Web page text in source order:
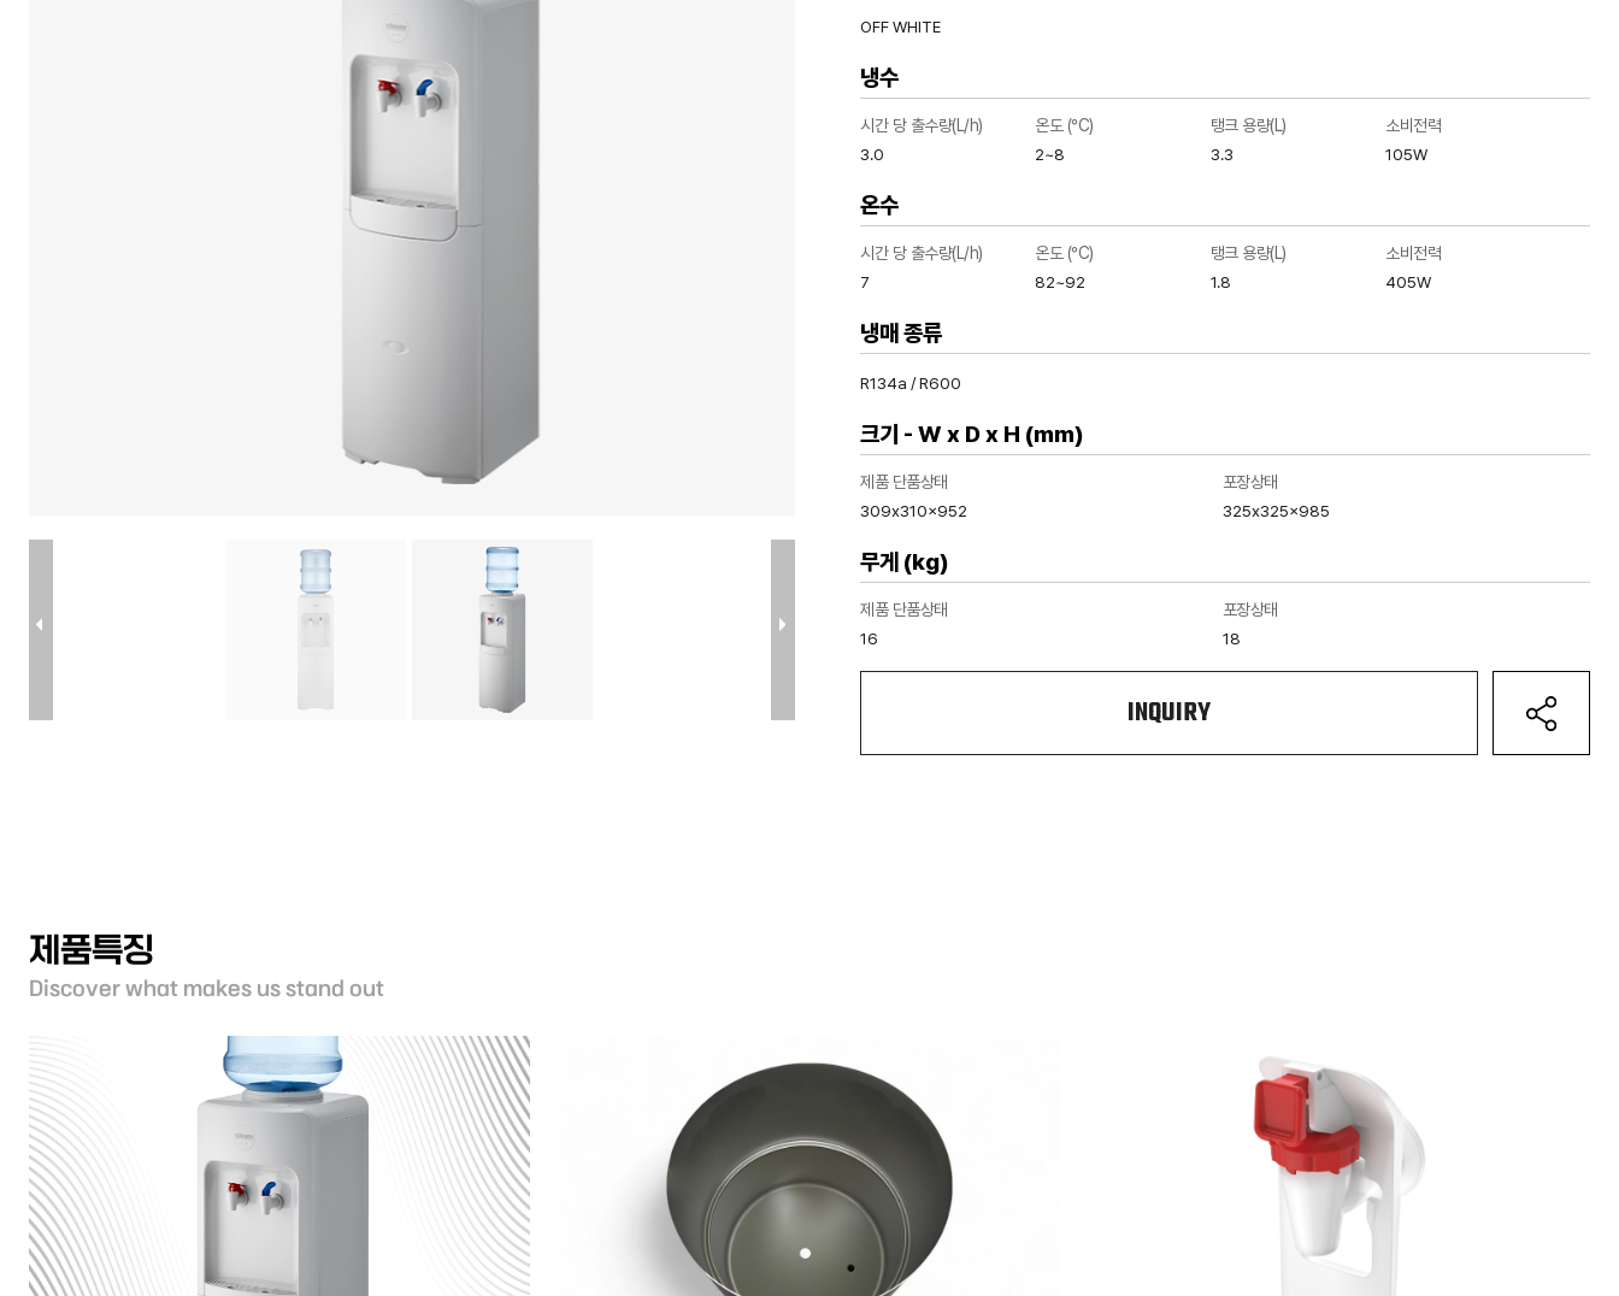
OFF WHITE
냉수
시간 당 출수량(L/h)
3.0
온도 (°C)
2~8
탱크 용량(L)
3.3
소비전력
105W
온수
시간 당 출수량(L/h)
7
온도 (°C)
82~92
탱크 용량(L)
1.8
소비전력
405W
냉매 종류
R134a / R600
크기 - W x D x H (mm)
제품 단품상태
309x310x952
포장상태
325x325x985
무게 (kg)
제품 단품상태
16
포장상태
18
INQUIRY
제품특징
Discover what makes us stand out